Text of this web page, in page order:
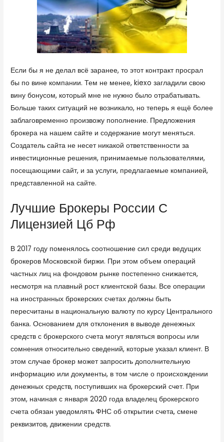
Если бы я не делал всё заранее, то этот контракт просрал
бы по вине компании. Тем не менее, kiexo загладили свою
вину бонусом, который мне не нужно было отрабатывать.
Больше таких ситуаций не возникало, но теперь я ещё более
заблаговременно произвожу пополнение. Предложения
брокера на нашем сайте и содержание могут меняться.
Создатель сайта не несет никакой ответственности за
инвестиционные решения, принимаемые пользователями,
посещающими сайт, и за услуги, предлагаемые компанией,
представленной на сайте.
Лучшие Брокеры России С
Лицензией Цб Рф
В 2017 году поменялось соотношение сил среди ведущих
брокеров Московской биржи. При этом объем операций
частных лиц на фондовом рынке постепенно снижается,
несмотря на плавный рост клиентской базы. Все операции
на иностранных брокерских счетах должны быть
пересчитаны в национальную валюту по курсу Центрального
банка. Основанием для отклонения в выводе денежных
средств с брокерского счета могут являться вопросы или
сомнения относительно сведений, которые указал клиент. В
этом случае брокер может запросить дополнительную
информацию или документы, в том числе о происхождении
денежных средств, поступивших на брокерский счет. При
этом, начиная с января 2020 года владелец брокерского
счета обязан уведомлять ФНС об открытии счета, смене
реквизитов, движении средств.